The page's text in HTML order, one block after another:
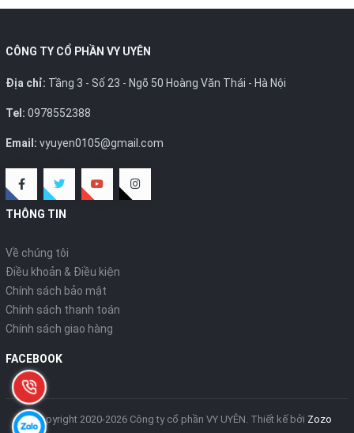
CÔNG TY CỔ PHẦN VY UYÊN
Địa chỉ: Tầng 3 - Số 23 - Ngõ 50 Hoàng Văn Thái - Hà Nội
Tel: 0978552388
Email: vyuyen0105@gmail.com
THÔNG TIN
Về chúng tôi
Điều khoản & Điều kiện
Chính sách bảo mật
Chính sách thanh toán
Chính sách giao hàng
FACEBOOK
© Copyright 2020-2026 Công ty cổ phần VY UYÊN. Thiết kế bởi Zozo